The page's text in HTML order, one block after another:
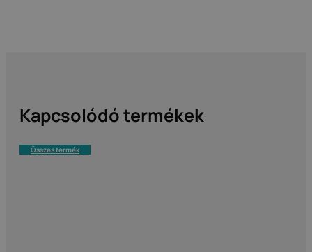
Kapcsolódó termékek
Összes termék